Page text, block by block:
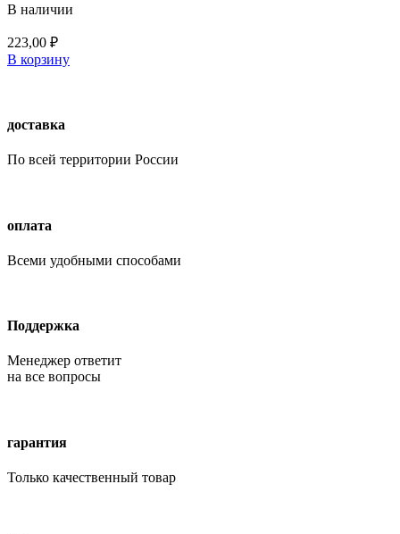
В наличии
223,00 ₽
В корзину
доставка
По всей территории России
оплата
Всеми удобными способами
Поддержка
Менеджер ответит
на все вопросы
гарантия
Только качественный товар